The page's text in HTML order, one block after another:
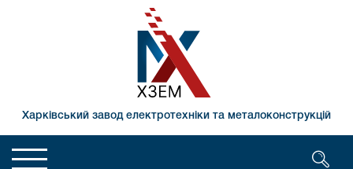
Харківський завод електротехніки та металоконструкцій